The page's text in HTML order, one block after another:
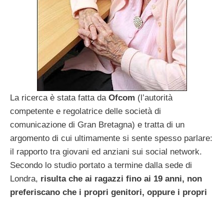
La ricerca è stata fatta da Ofcom (l’autorità
competente e regolatrice delle società di
comunicazione di Gran Bretagna) e tratta di un
argomento di cui ultimamente si sente spesso parlare:
il rapporto tra giovani ed anziani sui social network.
Secondo lo studio portato a termine dalla sede di
Londra, risulta che ai ragazzi fino ai 19 anni, non
preferiscano che i propri genitori, oppure i propri